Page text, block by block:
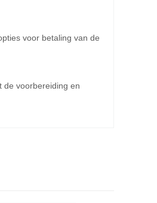
voor betaling van de
de voorbereiding en